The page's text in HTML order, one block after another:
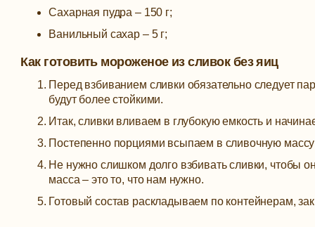
Сахарная пудра – 150 г;
Ванильный сахар – 5 г;
Как готовить мороженое из сливок без яиц
Перед взбиванием сливки обязательно следует
будут более стойкими.
Итак, сливки вливаем в глубокую емкость и
Постепенно порциями всыпаем в сливочную
Не нужно слишком долго взбивать сливки, чтобы
масса – это то, что нам нужно.
Готовый состав раскладываем по контейнерам,